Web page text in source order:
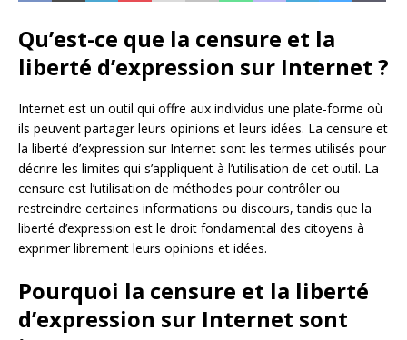
Qu’est-ce que la censure et la
liberté d’expression sur Internet ?
Internet est un outil qui offre aux individus une plate-forme où
ils peuvent partager leurs opinions et leurs idées. La censure et
la liberté d’expression sur Internet sont les termes utilisés pour
décrire les limites qui s’appliquent à l’utilisation de cet outil. La
censure est l’utilisation de méthodes pour contrôler ou
restreindre certaines informations ou discours, tandis que la
liberté d’expression est le droit fondamental des citoyens à
exprimer librement leurs opinions et idées.
Pourquoi la censure et la liberté
d’expression sur Internet sont